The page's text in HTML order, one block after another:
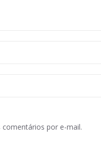
por e-mail.